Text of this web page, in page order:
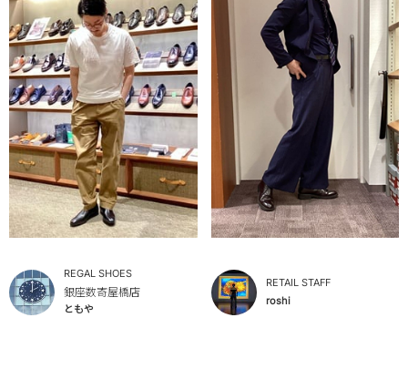
REGAL SHOES
銀座数寄屋橋店
ともや
RETAIL STAFF
roshi